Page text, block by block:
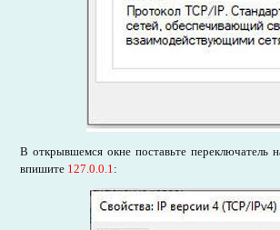
В открывшемся окне поставьте переключатель
впишите 127.0.0.1: